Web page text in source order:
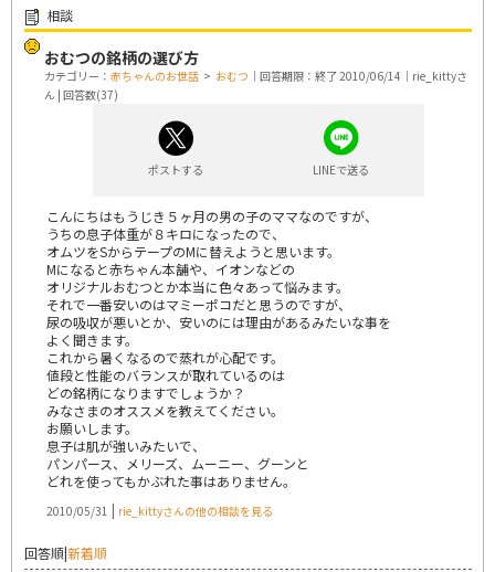
相談
おむつの銘柄の選び方
カテゴリー： 赤ちゃんのお世話 > おむつ ｜回答期限：終了 2010/06/14｜rie_kittyさ
ん | 回答数(37)
ポストする LINEで送る
こんにちはもうじき５ヶ月の男の子のママなのですが、
うちの息子体重が８キロになったので、
オムツをSからテープのMに替えようと思います。
Mになると赤ちゃん本舗や、イオンなどの
オリジナルおむつとか本当に色々あって悩みます。
それで一番安いのはマミーポコだと思うのですが、
尿の吸収が悪いとか、安いのには理由があるみたいな事を
よく聞きます。
これから暑くなるので蒸れが心配です。
値段と性能のバランスが取れているのは
どの銘柄になりますでしょうか？
みなさまのオススメを教えてください。
お願いします。
息子は肌が強いみたいで、
パンパース、メリーズ、ムーニー、グーンと
どれを使ってもかぶれた事はありません。
2010/05/31 | rie_kittyさんの他の相談を見る
回答順|新着順